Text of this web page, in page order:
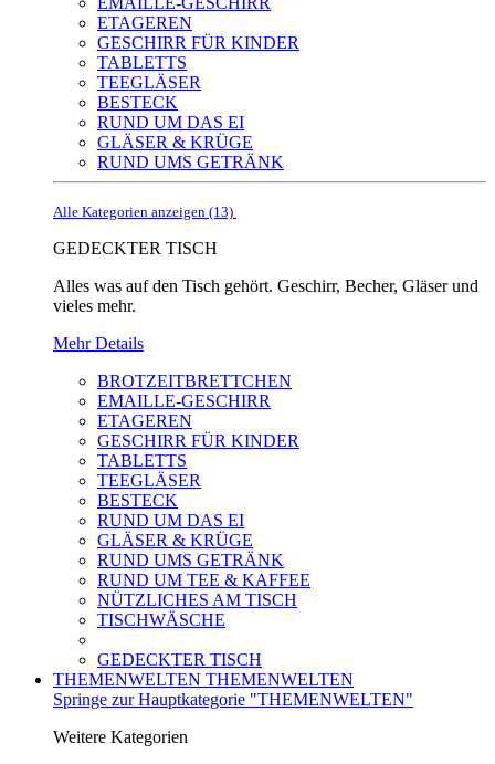
ETAGEREN
GESCHIRR FÜR KINDER
TABLETTS
TEEGLÄSER
BESTECK
RUND UM DAS EI
GLÄSER & KRÜGE
RUND UMS GETRÄNK
Alle Kategorien anzeigen (13)
GEDECKTER TISCH
Alles was auf den Tisch gehört. Geschirr, Becher, Gläser und
vieles mehr.
Mehr Details
BROTZEITBRETTCHEN
EMAILLE-GESCHIRR
ETAGEREN
GESCHIRR FÜR KINDER
TABLETTS
TEEGLÄSER
BESTECK
RUND UM DAS EI
GLÄSER & KRÜGE
RUND UMS GETRÄNK
RUND UM TEE & KAFFEE
NÜTZLICHES AM TISCH
TISCHWÄSCHE
GEDECKTER TISCH
THEMENWELTEN THEMENWELTEN
Springe zur Hauptkategorie "THEMENWELTEN"
Weitere Kategorien